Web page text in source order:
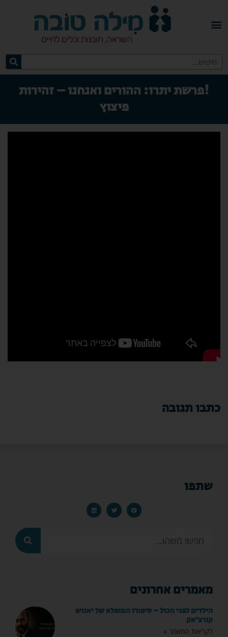
!פרשת יתרו: ההורים ואנחנו – זהירות
פיצוץ
כתבו תגובה
שתפו
מאמרים אחרונים
הילדים לפני הכול – סיפורו המופלא של יאנוש
קורצ'אק
לקריאת המאמר »